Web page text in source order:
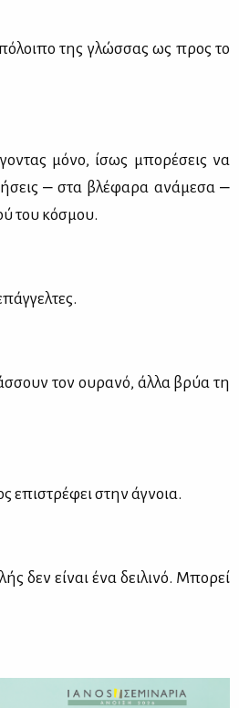
της γλώσ­σας ως προς το
μό­νο, ίσως μπο­ρέ­σεις να
‒ στα βλέ­φα­ρα ανά­με­σα ‒
του κό­σμου.
τον ου­ρα­νό, άλ­λα βρύα τη
επι­στρέ­φει στην άγνοια.
δεν εί­ναι ένα δει­λι­νό. Μπο­ρεί